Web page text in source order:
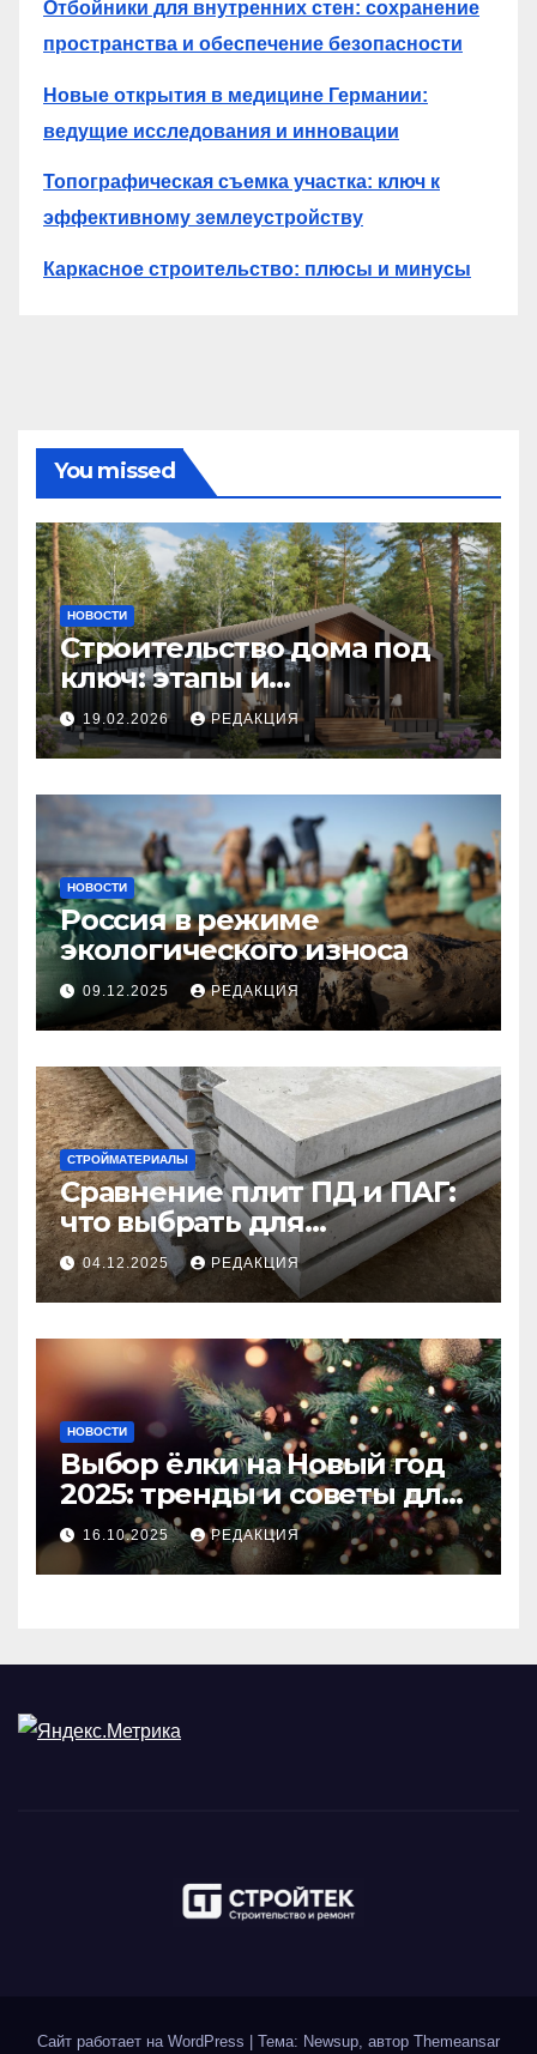
Отбойники для внутренних стен: сохранение
пространства и обеспечение безопасности
Новые открытия в медицине Германии:
ведущие исследования и инновации
Топографическая съемка участка: ключ к
эффективному землеустройству
Каркасное строительство: плюсы и минусы
You missed
НОВОСТИ
Строительство дома под
ключ: этапы и
планирование бюджета
19.02.2026 РЕДАКЦИЯ
НОВОСТИ
Россия в режиме
экологического износа
09.12.2025 РЕДАКЦИЯ
СТРОЙМАТЕРИАЛЫ
Сравнение плит ПД и ПАГ:
что выбрать для
долговечного и прочного
покрытия
04.12.2025 РЕДАКЦИЯ
НОВОСТИ
Выбор ёлки на Новый год
2025: тренды и советы для
идеального праздника
16.10.2025 РЕДАКЦИЯ
Сайт работает на WordPress | Тема: Newsup, автор Themeansar